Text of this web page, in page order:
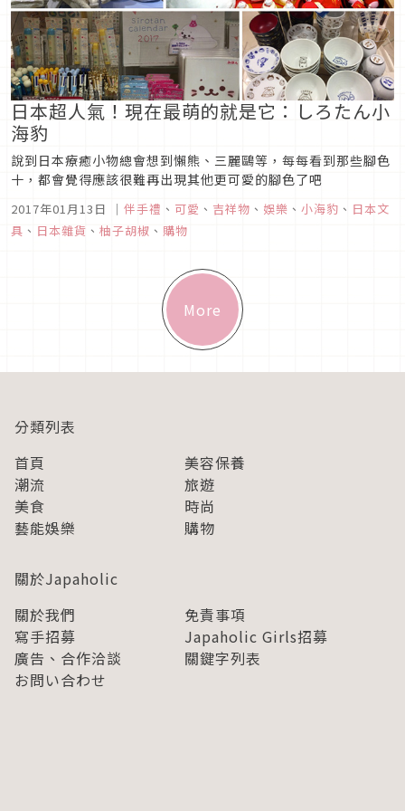
日本超人氣！現在最萌的就是它：しろたん小
海豹
說到日本療癒小物總會想到懶熊、三麗鷗等，每每看到那些腳色
十，都會覺得應該很難再出現其他更可愛的腳色了吧
2017年01月13日 ｜ 伴手禮 、 可愛 、 吉祥物 、 娛樂 、 小海豹 、 日本文
具 、 日本雜貨 、 柚子胡椒 、 購物
More
分類列表
首頁
美容保養
潮流
旅遊
美食
時尚
藝能娛樂
購物
關於Japaholic
關於我們
免責事項
寫手招募
Japaholic Girls招募
廣告、合作洽談
關鍵字列表
お問い合わせ